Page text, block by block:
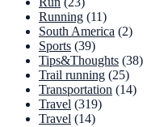
Running (11)
South America (2)
Sports (39)
Tips&Thoughts (38)
Trail running (25)
Transportation (14)
Travel (319)
Travel (14)